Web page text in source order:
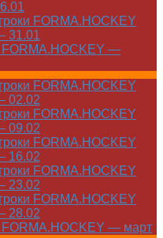
FORMA.HOCKEY
31.01
FORMA.HOCKEY —
FORMA.HOCKEY
02.02
FORMA.HOCKEY
09.02
FORMA.HOCKEY
16.02
FORMA.HOCKEY
23.02
FORMA.HOCKEY
28.02
FORMA.HOCKEY — март